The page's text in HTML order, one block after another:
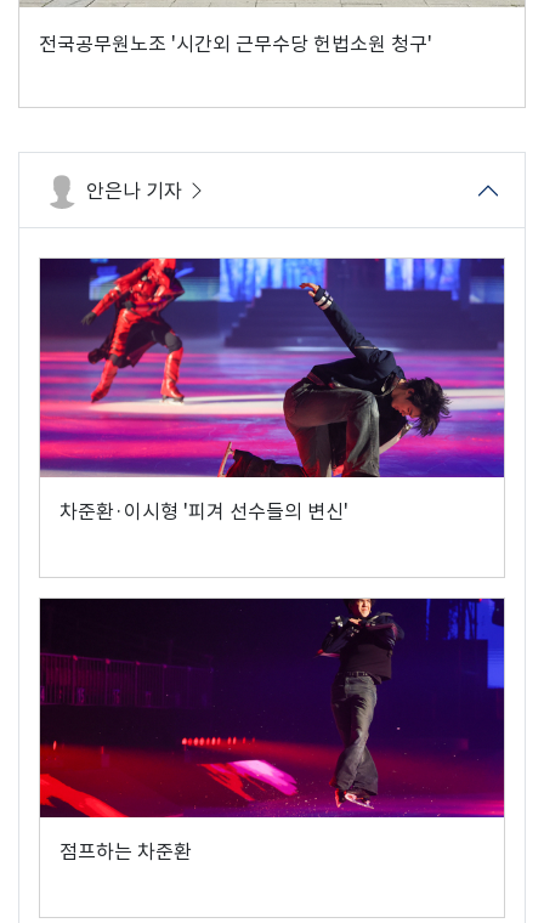
전국공무원노조 '시간외 근무수당 헌법소원 청구'
안은나 기자
차준환·이시형 '피겨 선수들의 변신'
점프하는 차준환